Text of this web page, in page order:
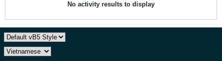
No activity results to display